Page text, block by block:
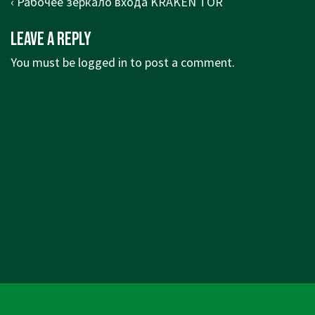
is
Leave a Reply
You must be logged in to post a comment.